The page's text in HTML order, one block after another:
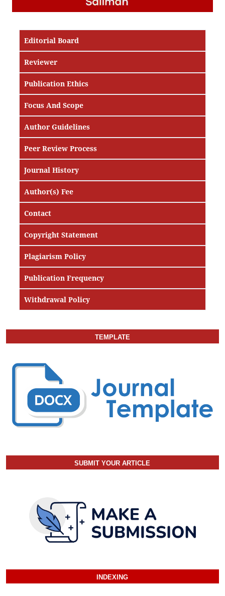
Editorial Board
Reviewer
Publication Ethics
Focus And Scope
Author Guidelines
Peer Review Process
Journal History
Author(s) Fee
Contact
Copyright Statement
Plagiarism Policy
Publication Frequency
Withdrawal Policy
TEMPLATE
SUBMIT YOUR ARTICLE
INDEXING